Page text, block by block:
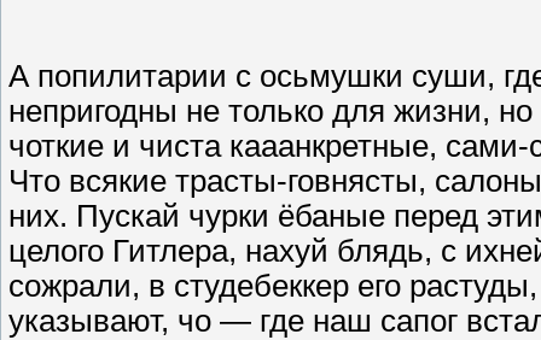
А попилитарии с осьмушки суши,
непригодны не только для жизни,
чоткие и чиста кааанкретные,
Что всякие трасты-говнясты,
них. Пускай чурки ёбаные перед
целого Гитлера, нахуй блядь, с
сожрали, в студебеккер его
указывают, чо — где наш сапог